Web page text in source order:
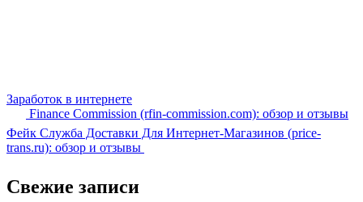
Заработок в интернете
Finance Commission (rfin-commission.com): обзор и отзывы
Фейк Служба Доставки Для Интернет-Магазинов (price-
trans.ru): обзор и отзывы
Свежие записи